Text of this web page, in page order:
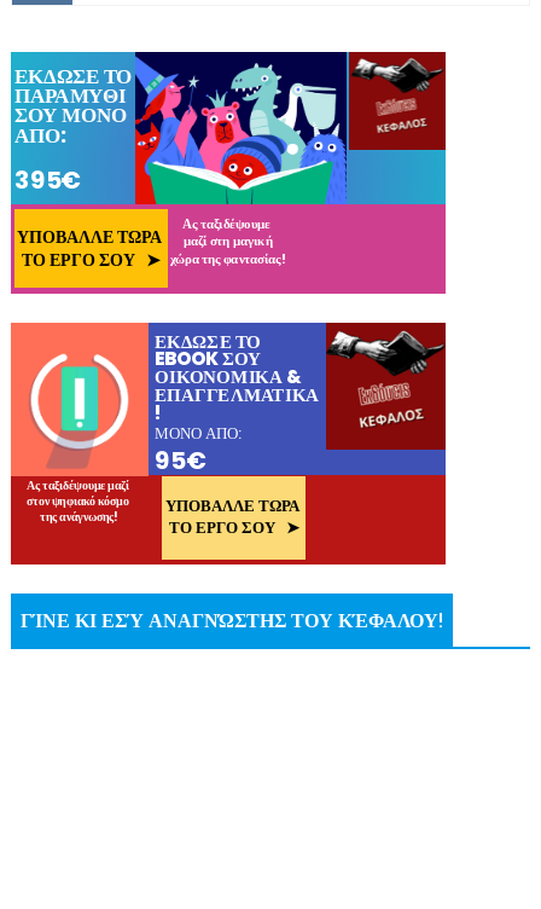
ΓΊΝΕ ΚΙ ΕΣΎ ΑΝΑΓΝΏΣΤΗΣ ΤΟΥ ΚΈΦΑΛΟΥ!